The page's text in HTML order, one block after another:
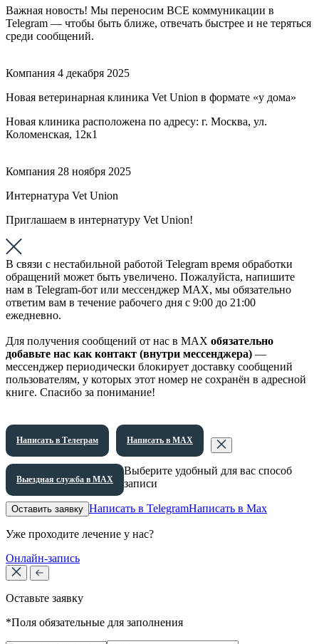
Важная новость! Мы переносим ВСЕ коммуникации в
Telegram — чтобы быть ближе, отвечать быстрее и не теряться
среди сообщений.
Компания 4 декабря 2025
Новая ветеринарная клиника Vet Union в формате «у дома»
Новая клиника расположена по адресу: г. Москва, ул.
Коломенская, 12к1
Компания 28 ноября 2025
Интернатура Vet Union
Приглашаем в интернатуру Vet Union!
В связи с нестабильной работой Telegram время обработки
обращений может быть увеличено. Пожалуйста, напишите
нам в Telegram-бот или мессенджер МАХ, мы обязательно
ответим вам в течение рабочего дня с 9:00 до 21:00
ежедневно.
Для получения сообщений от нас в МАХ обязательно
добавьте нас как контакт (внутри мессенджера) —
мессенджер периодически блокирует доставку сообщений
пользователям, у которых этот номер не сохранён в адресной
книге. Спасибо за понимание!
Написать в Телеграм Написать в МАХ
Выездная служба в МАХ
Выберите удобный для вас способ
записи
Оставить заявку Написать в TelegramНаписать в Max
Уже проходите лечение у нас?
Онлайн-запись
Оставьте заявку
*Поля обязательные для заполнения